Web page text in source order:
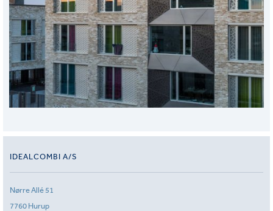
IDEALCOMBI A/S
Nørre Allé 51
7760 Hurup